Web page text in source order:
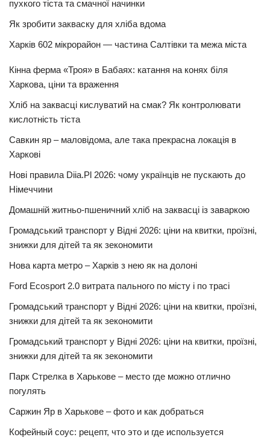
пухкого тіста та смачної начинки
Як зробити закваску для хліба вдома
Харків 602 мікрорайон — частина Салтівки та межа міста
Кінна ферма «Троя» в Бабаях: катання на конях біля
Харкова, ціни та враження
Хліб на заквасці кислуватий на смак? Як контролювати
кислотність тіста
Савкин яр – маловідома, але така прекрасна локація в
Харкові
Нові правила Diia.Pl 2026: чому українців не пускають до
Німеччини
Домашній житньо-пшеничний хліб на заквасці із заваркою
Громадський транспорт у Відні 2026: ціни на квитки, проїзні,
знижки для дітей та як зекономити
Нова карта метро – Харків з нею як на долоні
Ford Ecosport 2.0 витрата пального по місту і по трасі
Громадський транспорт у Відні 2026: ціни на квитки, проїзні,
знижки для дітей та як зекономити
Громадський транспорт у Відні 2026: ціни на квитки, проїзні,
знижки для дітей та як зекономити
Парк Стрелка в Харькове – место где можно отлично
погулять
Саржин Яр в Харькове – фото и как добраться
Кофейный соус: рецепт, что это и где используется